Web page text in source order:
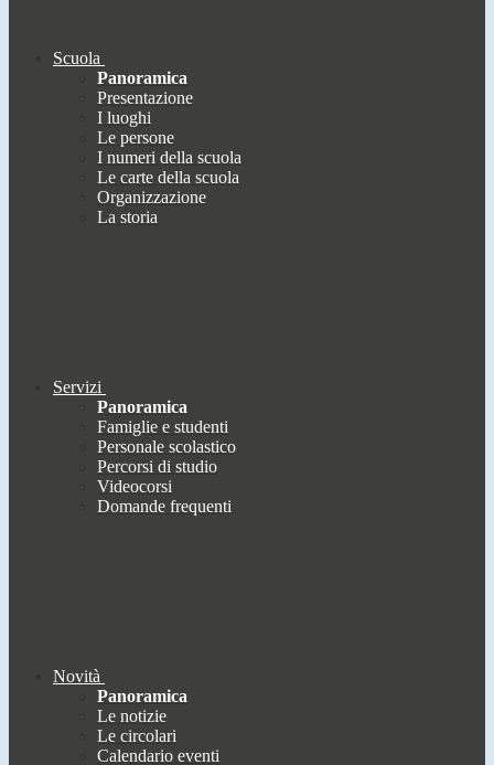
Scuola
Panoramica
Presentazione
I luoghi
Le persone
I numeri della scuola
Le carte della scuola
Organizzazione
La storia
Servizi
Panoramica
Famiglie e studenti
Personale scolastico
Percorsi di studio
Videocorsi
Domande frequenti
Novità
Panoramica
Le notizie
Le circolari
Calendario eventi